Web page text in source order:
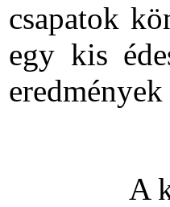
csapatok
egy kis
A